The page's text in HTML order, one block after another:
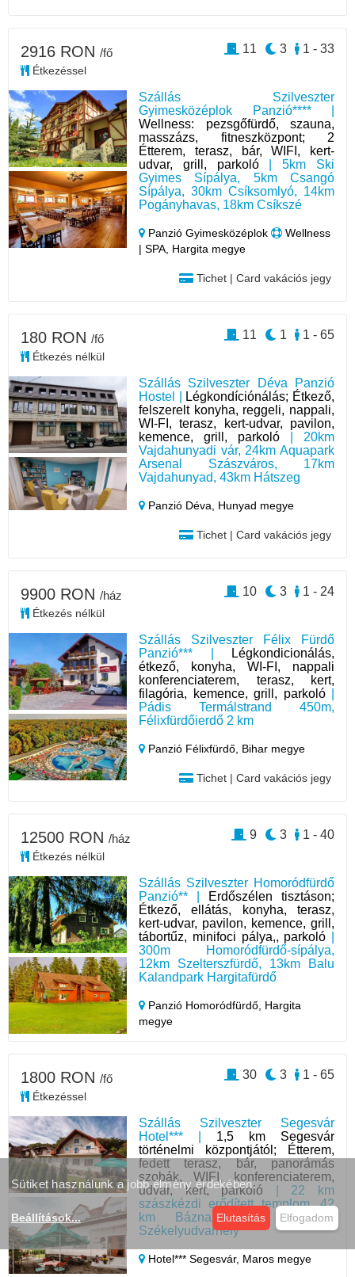
Szállás Szilveszter
Gyimesközéplok Panzió**** |
Wellness: pezsgőfürdő, szauna,
masszázs, fitneszközpont; 2
Étterem, terasz, bár, WIFI, kert-
udvar, grill, parkoló| 5km Ski
Gyimes Sípálya, 5km Csangó
Sípálya, 30km Csíksomlyó, 14km
Pogányhavas, 18km Csíkszé
Panzió Gyimesközéplok
Wellness
| SPA, Hargita megye
Tichet | Card vakációs jegy
2916 RON /fő
Étkezéssel
1 - 33
3
11
Szállás Szilveszter Déva Panzió
Hostel |
Légkondíciónálás; Étkező,
felszerelt konyha, reggeli, nappali,
WI-FI, terasz, kert-udvar, pavilon,
kemence, grill, parkoló | 20km
Vajdahunyadi vár, 24km Aquapark
Arsenal Szászváros, 17km
Vajdahunyad, 43km Hátszeg
Panzió Déva, Hunyad megye
Tichet | Card vakációs jegy
180 RON /fő
Étkezés nélkül
1 - 65
1
11
Szállás Szilveszter Félix Fürdő
Panzió*** |
Légkondicionálás,
étkező, konyha, WI-FI, nappali
konferenciaterem, terasz, kert,
filagória, kemence, grill, parkoló|
Pádis Termálstrand 450m,
Félixfürdőierdő 2 km
Panzió Félixfürdő, Bihar megye
Tichet | Card vakációs jegy
9900 RON /ház
Étkezés nélkül
1 - 24
3
10
Szállás Szilveszter Homoródfürdő
Panzió** |
Erdőszélen tisztáson;
Étkező, ellátás, konyha, terasz,
kert-udvar, pavilon, kemence, grill,
tábortűz, minifoci pálya,, parkoló
300m Homoródfürdő-sípálya,
12km Szelterszfürdő, 13km Balu
Kalandpark Hargitafürdő
Panzió Homoródfürdő, Hargita
megye
12500 RON /ház
Étkezés nélkül
1 - 40
3
9
Szállás Szilveszter Segesvár
Hotel*** | 1,5 km Segesvár
történelmi központjától; Étterem,
fedett terasz, bár, panorámás
szobák, WIFI, konferenciaterem,
udvar, kert, parkoló | 22 km
szászkézdi erődített templom, 42
km Bázna fürdő, 55 km
Székelyudvarhely
Hotel*** Segesvár, Maros megye
1800 RON /fő
Étkezéssel
1 - 65
3
30
Sütiket használunk a jobb élmény érdekében.
Beállítások... Elutasítás Elfogadom